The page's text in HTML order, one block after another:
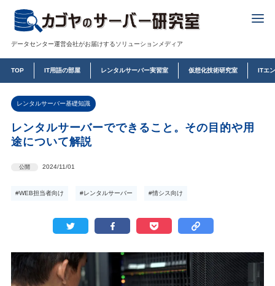
データセンター運営会社がお届けするソリューションメディア
TOP IT用語の部屋 レンタルサーバー実習室 仮想化技術研究室 ITエ
レンタルサーバー基礎知識
レンタルサーバーでできること。その目的や用
途について解説
公開 2024/11/01
#WEB担当者向け #レンタルサーバー #情シス向け